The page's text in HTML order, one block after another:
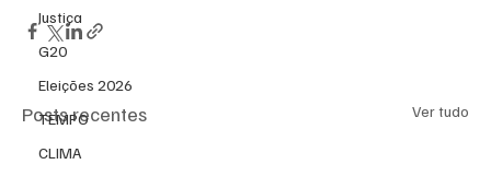
Justiça
G20
Eleições 2026
TEMPO
CLIMA
Posts recentes Ver tudo